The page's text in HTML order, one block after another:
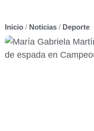
Inicio / Noticias / Deporte